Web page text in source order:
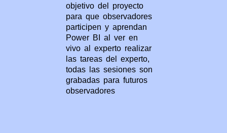
objetivo del proyecto
para que observadores
participen y aprendan
Power BI al ver en
vivo al experto realizar
las tareas del experto,
todas las sesiones son
grabadas para futuros
observadores